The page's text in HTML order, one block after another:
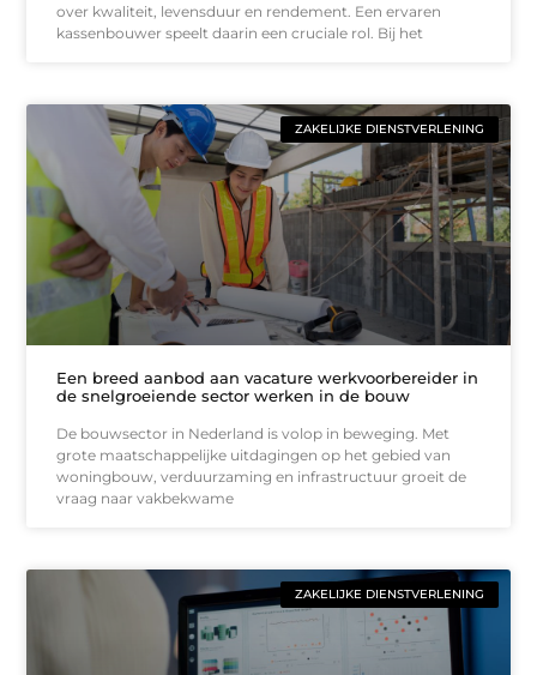
over kwaliteit, levensduur en rendement. Een ervaren
kassenbouwer speelt daarin een cruciale rol. Bij het
ZAKELIJKE DIENSTVERLENING
Een breed aanbod aan vacature werkvoorbereider in
de snelgroeiende sector werken in de bouw
De bouwsector in Nederland is volop in beweging. Met
grote maatschappelijke uitdagingen op het gebied van
woningbouw, verduurzaming en infrastructuur groeit de
vraag naar vakbekwame
ZAKELIJKE DIENSTVERLENING